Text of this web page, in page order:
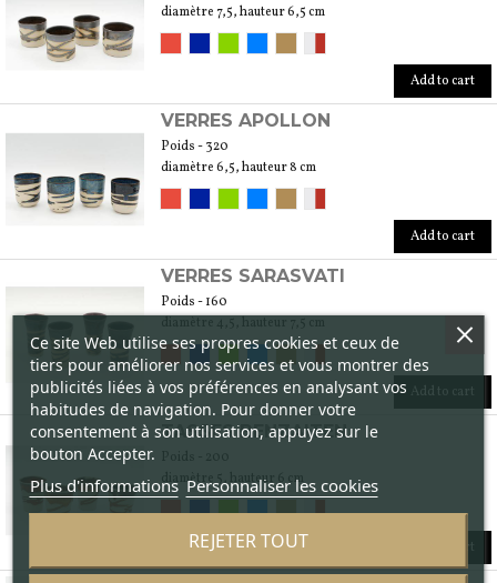
diamètre 7,5, hauteur 6,5 cm
Add to cart
VERRES APOLLON
Poids - 320
diamètre 6,5, hauteur 8 cm
Add to cart
VERRES SARASVATI
Poids - 160
Add to cart
TASSES BENZAITEN
diamètre 5, hauteur 6 cm
Add to cart
Ce site Web utilise ses propres cookies et ceux de
tiers pour améliorer nos services et vous montrer des
publicités liées à vos préférences en analysant vos
habitudes de navigation. Pour donner votre
consentement à son utilisation, appuyez sur le
bouton Accepter.
Plus d'informations Personnaliser les cookies
REJETER TOUT